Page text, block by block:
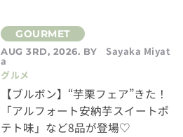
AUG 3RD, 2026. BY Sayaka Miyat
a
グルメ
【ブルボン】“芋栗フェア”きた！
「アルフォート安納芋スイートポ
テト味」など8品が登場♡